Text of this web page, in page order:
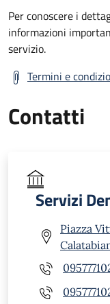
Per conoscere i
informazioni
servizio.
Termini e
Contatti
Servizi
Piazza